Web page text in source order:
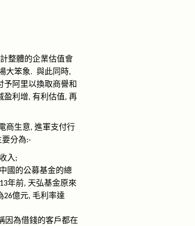
整體的企業估值會
大笨象. 與此同時,
予阿里以換取商譽和
盈利增, 有利估值, 再
商生意, 進軍支付行
分為:-
入 ;
國的公募基金的總
年前, 天弘基金原來
26億元, 毛利率達
因為借錢的客戶都在